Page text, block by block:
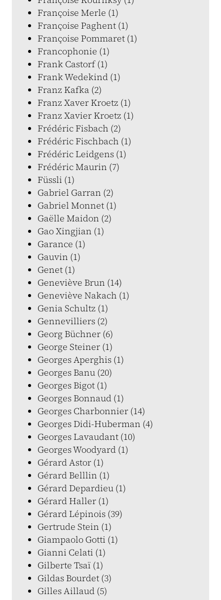
Françoise Merle (1)
Françoise Paghent (1)
Françoise Pommaret (1)
Francophonie (1)
Frank Castorf (1)
Frank Wedekind (1)
Franz Kafka (2)
Franz Xaver Kroetz (1)
Franz Xavier Kroetz (1)
Frédéric Fisbach (2)
Frédéric Fischbach (1)
Frédéric Leidgens (1)
Frédéric Maurin (7)
Füssli (1)
Gabriel Garran (2)
Gabriel Monnet (1)
Gaëlle Maidon (2)
Gao Xingjian (1)
Garance (1)
Gauvin (1)
Genet (1)
Geneviève Brun (14)
Geneviève Nakach (1)
Genia Schultz (1)
Gennevilliers (2)
Georg Büchner (6)
George Steiner (1)
Georges Aperghis (1)
Georges Banu (20)
Georges Bigot (1)
Georges Bonnaud (1)
Georges Charbonnier (14)
Georges Didi-Huberman (4)
Georges Lavaudant (10)
Georges Woodyard (1)
Gérard Astor (1)
Gérard Belllin (1)
Gérard Depardieu (1)
Gérard Haller (1)
Gérard Lépinois (39)
Gertrude Stein (1)
Giampaolo Gotti (1)
Gianni Celati (1)
Gilberte Tsaï (1)
Gildas Bourdet (3)
Gilles Aillaud (5)